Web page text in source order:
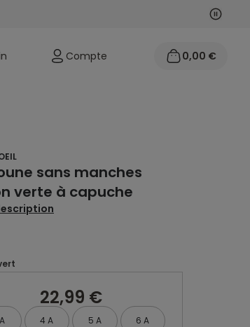
Compte 0,00 €
sans manches
verte à capuche
22,99 €
4 A 5 A 6 A